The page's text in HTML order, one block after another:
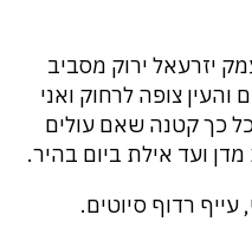
יזרעאל ירוק מסביב
והעין צופה לרחוק ואני
כך קטנה שאם עולים
ועד אילת ביום בהיר.
רדוף סיוטים.